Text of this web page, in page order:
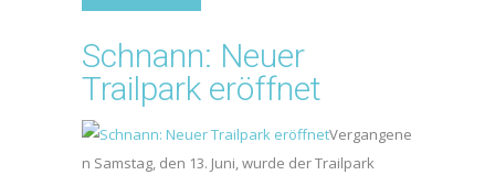
Schnann: Neuer
Trailpark eröffnet
Vergangene
n Samstag, den 13. Juni, wurde der Trailpark